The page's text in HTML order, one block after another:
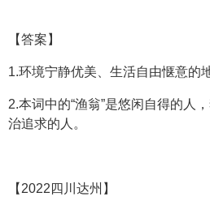
【答案】
1.环境宁静优美、生活自由惬意的
2.本词中的“渔翁”是悠闲自得的人
治追求的人。
【2022四川达州】